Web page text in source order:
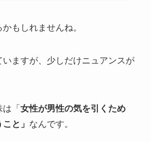
もしれませんね。
ますが、少しだけニュアンスが
「 女性が男性の気を引くため
と」 なんです。